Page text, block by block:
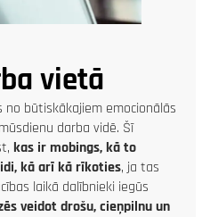
vietā
būtiskākajiem emocionālās
darba vidē. Šī
kas ir mobings, kā to
kā arī kā rīkoties, ja tas
laikā dalībnieki iegūs
veidot drošu, cieņpilnu un